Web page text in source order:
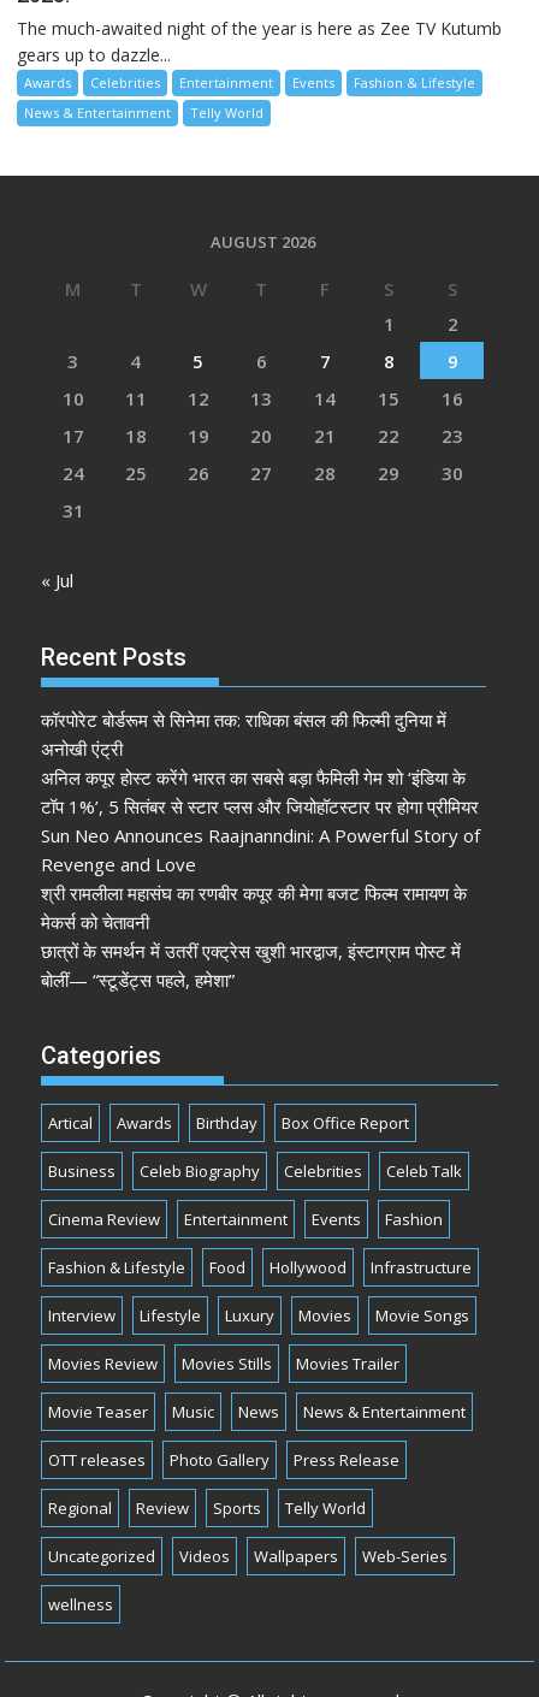
The much-awaited night of the year is here as Zee TV Kutumb
gears up to dazzle...
Awards Celebrities Entertainment Events
Fashion & Lifestyle
News & Entertainment
Telly World
AUGUST 2026
M T W T F S
S
1
2
3
4 5 6 7 8
9
10
11 12 13 14 15
16
17
18 19 20 21 22
23
24
25 26 27 28 29
30
31
« Jul
Recent Posts
कॉरपोरेट बोर्डरूम से सिनेमा तक: राधिका बंसल की फिल्मी दुनिया में
अनोखी एंट्री
अनिल कपूर होस्ट करेंगे भारत का सबसे बड़ा फैमिली गेम शो ‘इंडिया के
टॉप 1%’, 5 सितंबर से स्टार प्लस और जियोहॉटस्टार पर होगा प्रीमियर
Sun Neo Announces Raajnanndini: A Powerful Story of
Revenge and Love
श्री रामलीला महासंघ का रणबीर कपूर की मेगा बजट फिल्म रामायण के
मेकर्स को चेतावनी
छात्रों के समर्थन में उतरीं एक्ट्रेस खुशी भारद्वाज, इंस्टाग्राम पोस्ट में
बोलीं— “स्टूडेंट्स पहले, हमेशा”
Categories
Artical Awards Birthday Box Office Report
Business Celeb Biography Celebrities Celeb Talk
Cinema Review Entertainment Events Fashion
Fashion & Lifestyle Food Hollywood Infrastructure
Interview Lifestyle Luxury Movies Movie Songs
Movies Review Movies Stills Movies Trailer
Movie Teaser Music News News & Entertainment
OTT releases Photo Gallery Press Release
Regional Review Sports Telly World
Uncategorized Videos Wallpapers Web-Series
wellness